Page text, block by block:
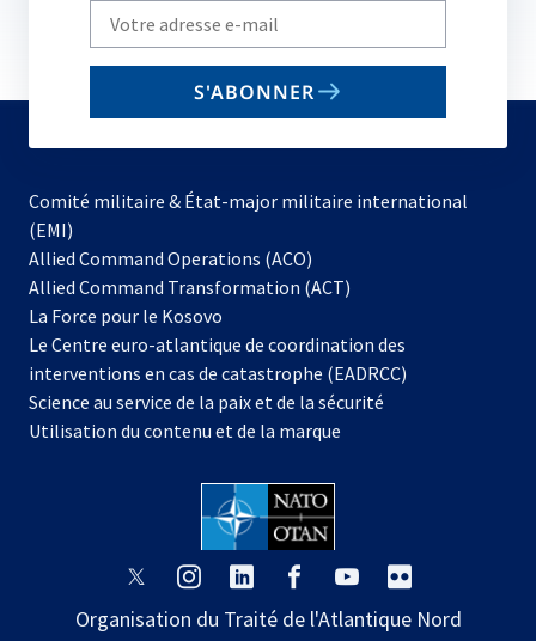
Write
your
email
S'ABONNER
Comité militaire & État-major militaire international
(EMI)
Allied Command Operations (ACO)
dans
nouvel
onglet
Allied Command Transformation (ACT)
La Force pour le Kosovo
dans
un
nouvel
onglet
Le Centre euro-atlantique de coordination des
interventions en cas de catastrophe (EADRCC)
Science au service de la paix et de la sécurité
Utilisation du contenu et de la marque
s’ouvre
un
s’ouvre
un
s’ouvre
un
s’ouvre
un
s’ouvre
un
un
Organisation du Traité de l'Atlantique Nord